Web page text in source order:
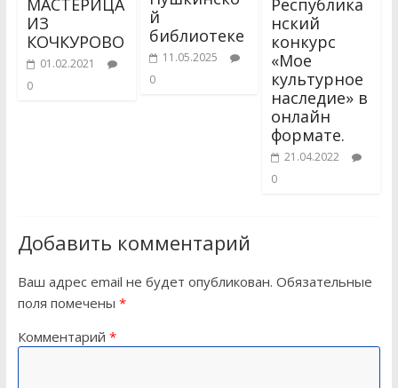
МАСТЕРИЦА
ИЗ
КОЧКУРОВО
01.02.2021
0
й
библиотеке
11.05.2025
0
Республика
нский
конкурс
«Мое
культурное
наследие» в
онлайн
формате.
21.04.2022
0
Добавить комментарий
Ваш адрес email не будет опубликован. Обязательные
поля помечены *
Комментарий *